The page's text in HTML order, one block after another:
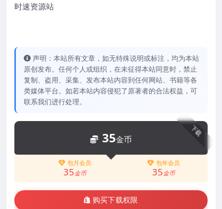
时速资源站
声明：本站所有文章，如无特殊说明或标注，均为本站
原创发布。任何个人或组织，在未征得本站同意时，禁止
复制、盗用、采集、发布本站内容到任何网站、书籍等各
类媒体平台。如若本站内容侵犯了原著者的合法权益，可
联系我们进行处理。
下载
35金币
包月会员
35金币
包年会员
35金币
购买下载权限